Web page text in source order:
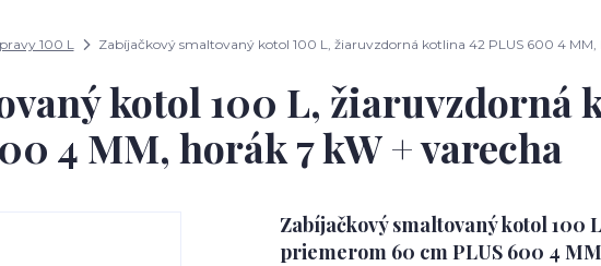
100 L Zabíjačkový smaltovaný kotol 100 L, žiaruvzdorná kotlina 42 PLUS 600 4 MM,
kotol 100 L, žiaruvzdorná
4 MM, horák 7 kW + varecha
Zabíjačkový smaltovaný kotol 100
priemerom 60 cm PLUS 600 4